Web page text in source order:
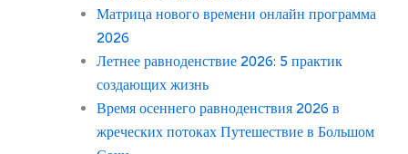
Матрица нового времени онлайн программа
2026
Летнее равноденствие 2026: 5 практик
создающих жизнь
Время осеннего равноденствия 2026 в
жреческих потоках Путешествие в Большом